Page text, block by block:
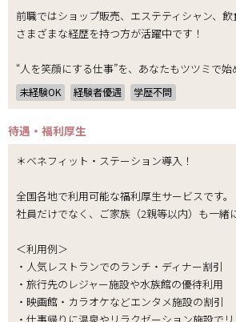
前職ではショップ販売、エステティシャン、飲
さまざまな経歴を持つ方が活躍中です！
“人を笑顔にする仕事”を、あなたもツツミで始
未経験OK 経験者優遇 学歴不問
待遇・福利厚生
＊ベネフィット・ステーション導入！
全国各地で利用可能な福利厚生サービスです。
社員だけでなく、ご家族（2親等以内）も一緒
＜利用例＞
・人気レストランでのランチ・ディナー割引
・旅行先のレジャー施設や水族館の優待利用
・映画館・カラオケなどエンタメ施設の割引